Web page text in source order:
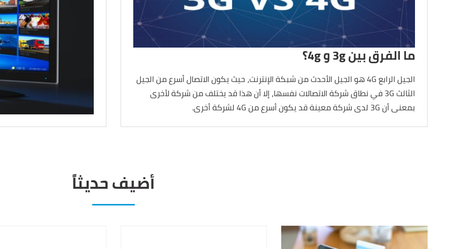
ما الفرق بين 3g و 4g؟
الجيل الرابع 4G هو الجيل الأحدث من شبكة الإنترنت، حيث يكون الاتصال أسرع من الجيل
الثالث 3G في نطاق شركة الاتصالات نفسها، إلا أن هذا قد يختلف من شركة لأخرى
بمعنى أن 3G لدى شركة معينة قد يكون أسرع من 4G لشركة أخرى.
أضيف حديثاً